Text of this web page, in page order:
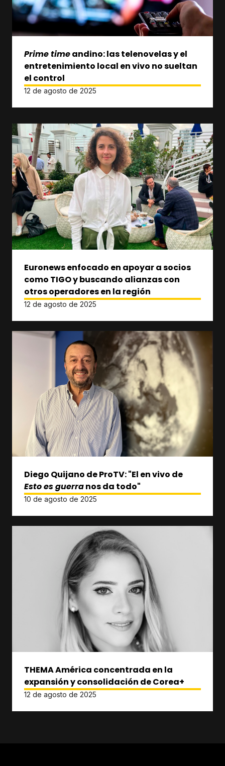
Prime timeandino: las telenovelas y el
entretenimiento local en vivo no sueltan
el control
12 de agosto de 2025
Euronews enfocado en apoyar a socios
como TIGO y buscando alianzas con
otros operadores en la región
12 de agosto de 2025
Diego Quijano de ProTV: "El en vivo de
Esto es guerranos da todo"
10 de agosto de 2025
THEMA América concentrada en la
expansión y consolidación de Corea+
12 de agosto de 2025